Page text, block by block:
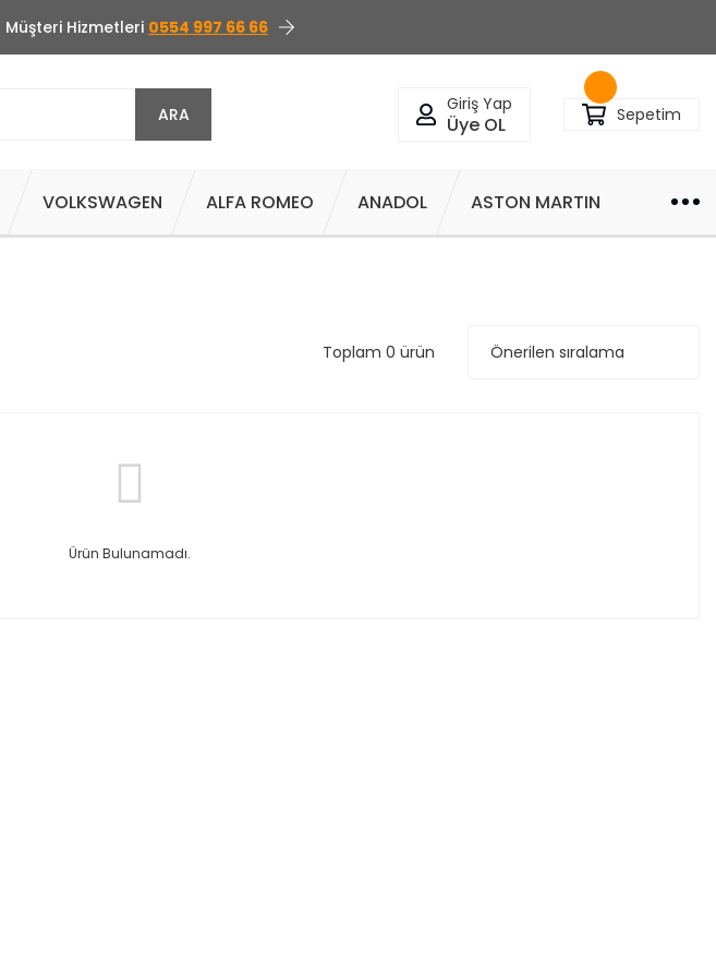
Müşteri Hizmetleri 0554 997 66 66
ARA Giriş Yap
Üye OL Sepetim
VOLKSWAGEN ALFA ROMEO ANADOL ASTON MARTIN
Toplam 0 ürün
Ürün Bulunamadı.